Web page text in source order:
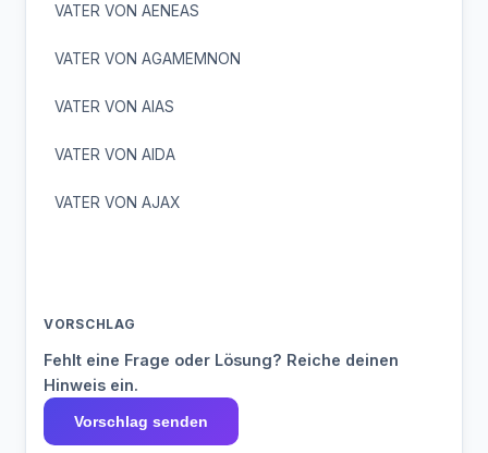
VATER VON AENEAS
VATER VON AGAMEMNON
VATER VON AIAS
VATER VON AIDA
VATER VON AJAX
VORSCHLAG
Fehlt eine Frage oder Lösung? Reiche deinen
Hinweis ein.
Vorschlag senden